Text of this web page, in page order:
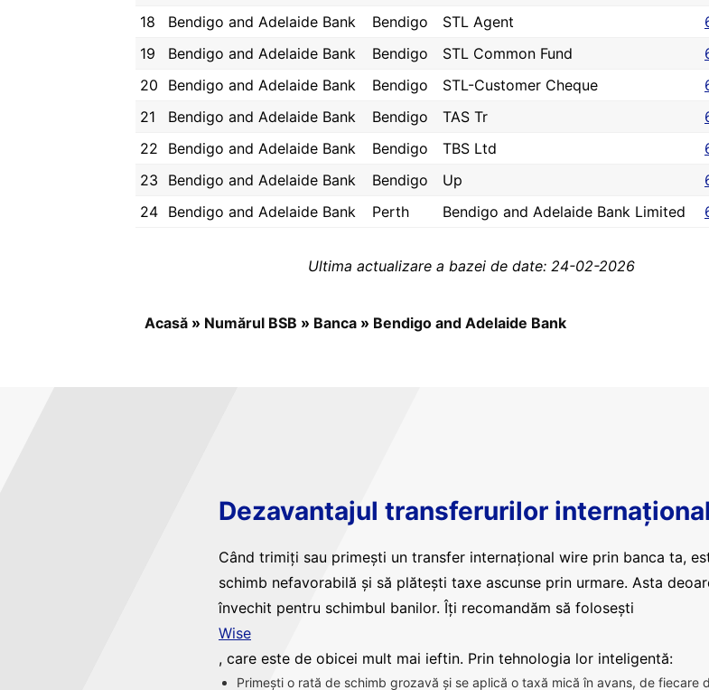
18
Bendigo and Adelaide Bank Bendigo STL Agent
19
Bendigo and Adelaide Bank Bendigo STL Common Fund
20
Bendigo and Adelaide Bank Bendigo STL-Customer Cheque
21
Bendigo and Adelaide Bank Bendigo TAS Tr
22
Bendigo and Adelaide Bank Bendigo TBS Ltd
23
Bendigo and Adelaide Bank Bendigo Up
24 Bendigo and Adelaide Bank Perth Bendigo and Adelaide Bank Limited
Ultima actualizare a bazei de date: 24-02-2026
Acasă » Numărul BSB » Banca » Bendigo and Adelaide Bank
Dezavantajul transferurilor
Când trimiți sau primești un transfer internațional wire prin banca ta,
schimb nefavorabilă și să plătești taxe ascunse prin urmare. Asta
învechit pentru schimbul banilor. Îți recomandăm să folosești
Wise
, care este de obicei mult mai ieftin. Prin tehnologia lor inteligentă:
Primești o rată de schimb grozavă și se aplică o taxă mică în avans, de fiecare